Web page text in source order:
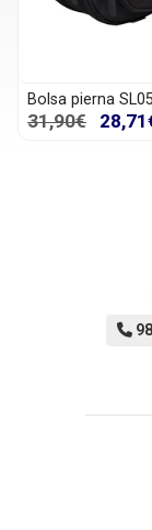
Bolsa pierna
31,90€